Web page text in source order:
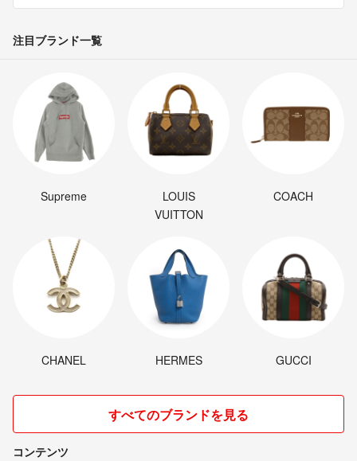
注目ブランド一覧
Supreme
LOUIS
VUITTON
COACH
CHANEL HERMES GUCCI
すべてのブランドを見る
コンテンツ